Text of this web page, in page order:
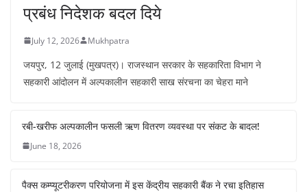
प्रबंध निदेशक बदल दिये
July 12, 2026 Mukhpatra
जयपुर, 12 जुलाई (मुखपत्र)। राजस्थान सरकार के सहकारिता विभाग ने
सहकारी आंदोलन में अल्पकालीन सहकारी साख संरचना का चेहरा माने
रबी-खरीफ अल्पकालीन फसली ऋण वितरण व्यवस्था पर संकट के बादल!
June 18, 2026
पैक्स कम्प्यूटरीकरण परियोजना में इस केंद्रीय सहकारी बैंक ने रचा इतिहास